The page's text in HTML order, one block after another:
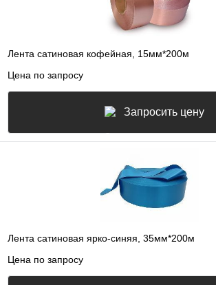
Лента сатиновая кофейная, 15мм*200м
Цена по запросу
Запросить цену
Лента сатиновая ярко-синяя, 35мм*200м
Цена по запросу